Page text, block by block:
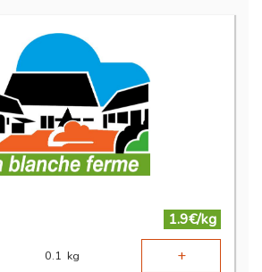
1.9€/kg
0.1 kg +